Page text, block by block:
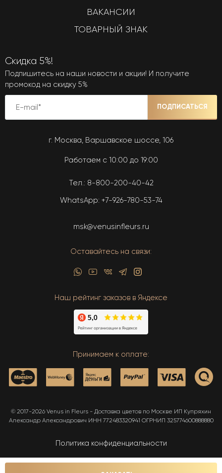
ВАКАНСИИ
ТОВАРНЫЙ ЗНАК
Скидка 5%!
Подпишитесь на наши новости и акции! И получите
промокод на скидку 5%
ПОДПИСАТЬСЯ
г. Москва, Варшавское шоссе, 106
Работаем с 10:00 до 19:00
Тел.: 8-800-200-40-42
WhatsApp: +7-926-780-53-74
msk@venusinfleurs.ru
Оставайтесь на связи:
Наш рейтинг заказов в Яндексе
Принимаем к оплате:
© 2017-2026 Venus in Fleurs - Доставка цветов по Москве ИП Купряхин
Александр Александрович ИНН 772483320941 ОГРНИП 325774600888880
Политика конфиденциальности
Карта сайта